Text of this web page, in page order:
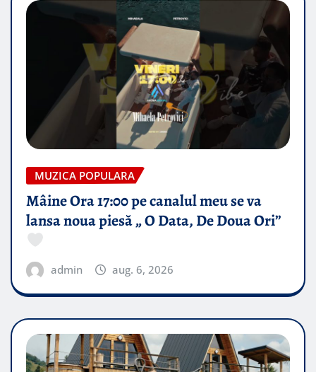
MUZICA POPULARA
Mâine Ora 17:00 pe canalul meu se va
lansa noua piesă „ O Data, De Doua Ori”
admin aug. 6, 2026